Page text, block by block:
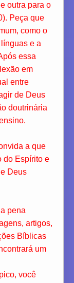
outra para o
Peça que
como o
e a
essa
em
entre
de Deus
doutrinária
a que
do Espírito e
Deus
pena
artigos,
Bíblicas
um
você